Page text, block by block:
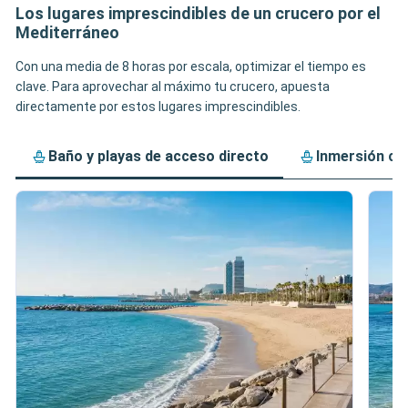
Los lugares imprescindibles de un crucero por el
Mediterráneo
Con una media de 8 horas por escala, optimizar el tiempo es
clave. Para aprovechar al máximo tu crucero, apuesta
directamente por estos lugares imprescindibles.
Baño y playas de acceso directo Inmersión